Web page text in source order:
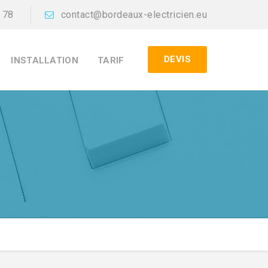
INSTALLATION TARIF DEVIS
contact@bordeaux-electricien.eu